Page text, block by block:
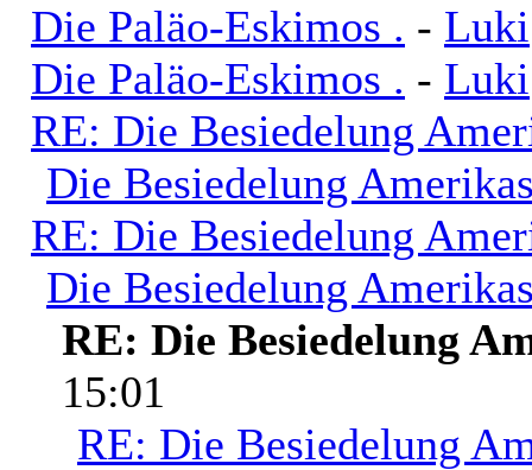
Die Paläo-Eskimos . - Luki
Die Paläo-Eskimos . - Luki
RE: Die Besiedelung
Die Besiedelung
RE: Die Besiedelung
Die Besiedelung
RE: Die Besiedelung
15:01
RE: Die Besiedelung